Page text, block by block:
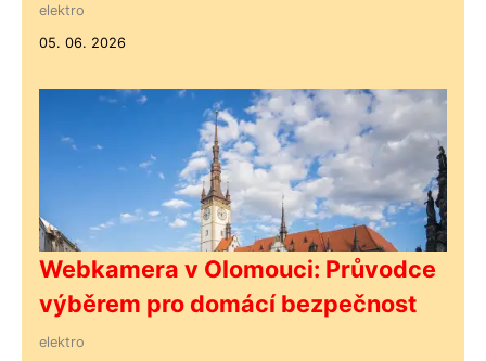
elektro
05. 06. 2026
Webkamera v Olomouci: Průvodce
výběrem pro domácí bezpečnost
elektro